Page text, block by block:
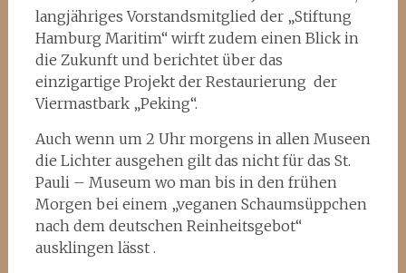
langjähriges Vorstandsmitglied der „Stiftung
Hamburg Maritim“ wirft zudem einen Blick in
die Zukunft und berichtet über das
einzigartige Projekt der Restaurierung der
Viermastbark „Peking“.
Auch wenn um 2 Uhr morgens in allen Museen
die Lichter ausgehen gilt das nicht für das St.
Pauli – Museum wo man bis in den frühen
Morgen bei einem „veganen Schaumsüppchen
nach dem deutschen Reinheitsgebot“
ausklingen lässt .